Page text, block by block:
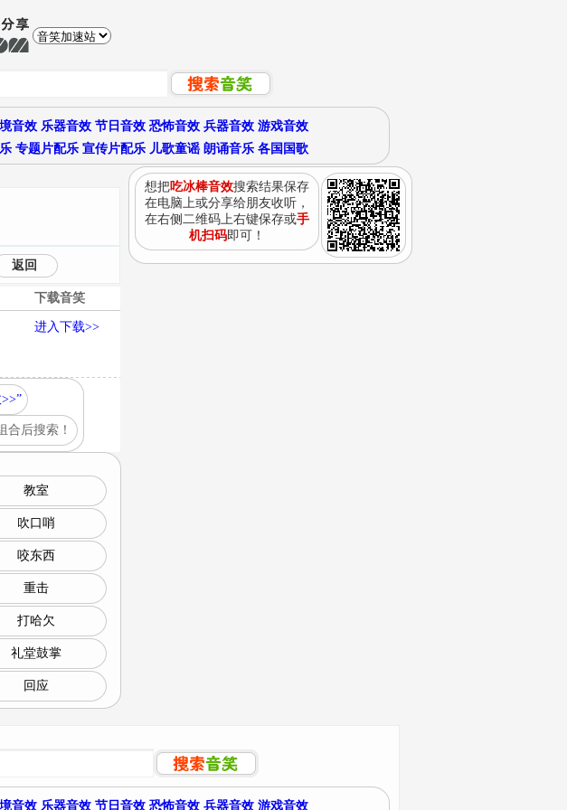
音效 乐器音效 节日音效 恐怖音效 兵器音效 游戏音效
专题片配乐 宣传片配乐 儿歌童谣 朗诵音乐 各国国歌
返回
下载音笑
进入下载>>
合后搜索！
教室
吹口哨
咬东西
重击
打哈欠
礼堂鼓掌
回应
想把吃冰棒音效搜索结果保存
在电脑上或分享给朋友收听，
在右侧二维码上右键保存或手
机扫码即可！
音效 乐器音效 节日音效 恐怖音效 兵器音效 游戏音效